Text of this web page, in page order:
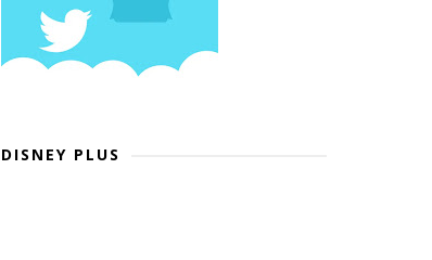
DISNEY PLUS